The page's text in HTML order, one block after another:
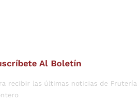
Al Boletín
recibir las últimas noticias de Frutería